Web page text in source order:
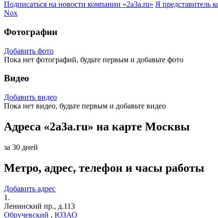
Подписаться на новости компании «2a3a.ru» Я представитель
Nox
Фотографии
Добавить фото
Пока нет фотографий, будьте первым и добавьте фото
Видео
Добавить видео
Пока нет видео, будьте первым и добавьте видео
Адреса «2a3a.ru» на карте Москвы
за 30 дней
Метро, адрес, телефон и часы работы
Добавить адрес
1.
Ленинский пр., д.113
Обручевский , ЮЗАО